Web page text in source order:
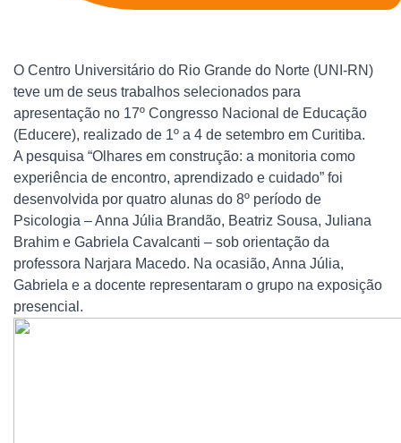
O Centro Universitário do Rio Grande do Norte (UNI-RN)
teve um de seus trabalhos selecionados para
apresentação no 17º Congresso Nacional de Educação
(Educere), realizado de 1º a 4 de setembro em Curitiba.
A pesquisa “Olhares em construção: a monitoria como
experiência de encontro, aprendizado e cuidado” foi
desenvolvida por quatro alunas do 8º período de
Psicologia – Anna Júlia Brandão, Beatriz Sousa, Juliana
Brahim e Gabriela Cavalcanti – sob orientação da
professora Narjara Macedo. Na ocasião, Anna Júlia,
Gabriela e a docente representaram o grupo na exposição
presencial.